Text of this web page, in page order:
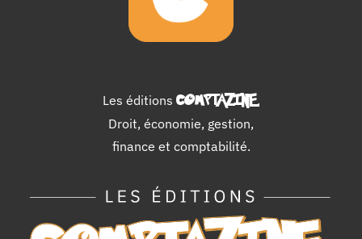
Les éditions COMPTAZINE.
Droit, économie, gestion,
finance et comptabilité.